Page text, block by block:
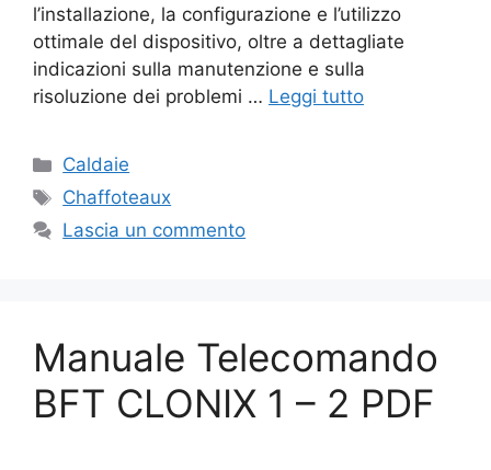
l’installazione, la configurazione e l’utilizzo
ottimale del dispositivo, oltre a dettagliate
indicazioni sulla manutenzione e sulla
risoluzione dei problemi … Leggi tutto
Categorie
Caldaie
Tag
Chaffoteaux
Lascia un commento
Manuale Telecomando
BFT CLONIX 1 – 2 PDF